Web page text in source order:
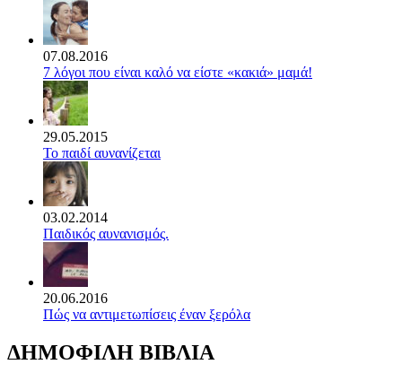
07.08.2016
7 λόγοι που είναι καλό να είστε «κακιά» μαμά!
29.05.2015
Το παιδί αυνανίζεται
03.02.2014
Παιδικός αυνανισμός.
20.06.2016
Πώς να αντιμετωπίσεις έναν ξερόλα
ΔΗΜΟΦΙΛΗ ΒΙΒΛΙΑ